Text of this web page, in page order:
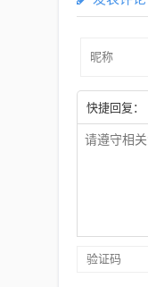
快捷回复：